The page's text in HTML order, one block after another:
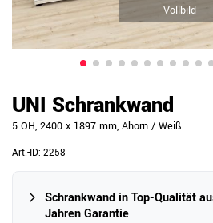
Vollbild
UNI Schrankwand
5 OH, 2400 x 1897 mm, Ahorn / Weiß
Art.-ID: 2258
Schrankwand in Top-Qualität
Jahren Garantie